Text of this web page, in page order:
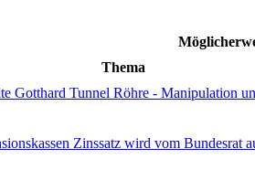
Thema
Gotthard Tunnel Röhre - Manipulation
Zinssatz wird vom Bundesrat